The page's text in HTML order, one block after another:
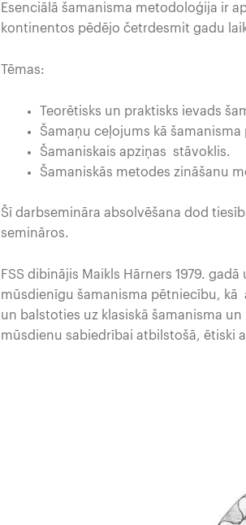
Esenciālā šamanisma metodoloģija ir
kontinentos pēdējo četrdesmit gadu
Tēmas:
Teorētisks un praktisks ievads
Šamaņu ceļojums kā
Šamaniskais apziņas stāvoklis.
Šamaniskās metodes zināšanu
Šī darbsemināra absolvēšana dod
semināros.
FSS dibinājis Maikls Hārners 1979.
mūsdienīgu šamanisma pētniecību,
un balstoties uz klasiskā šamanisma
mūsdienu sabiedrībai atbilstošā, ētiski